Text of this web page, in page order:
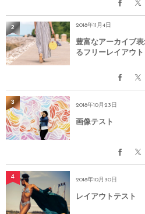
2018年11月4日
豊富なアーカイブ
るフリーレイアウト
2
2018年10月23日
画像テスト
3
2018年10月30日
レイアウトテスト
4